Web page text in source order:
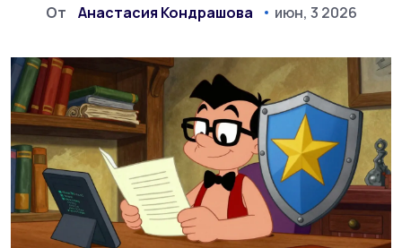
От Анастасия Кондрашова июн, 3 2026